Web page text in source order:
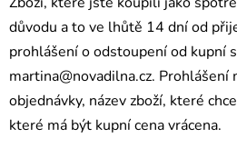
důvodu a to ve lhůtě 14 dní od
prohlášení o odstoupení od kupní
martina@novadilna.cz. Prohlášení
objednávky, název zboží, které
které má být kupní cena vrácena.